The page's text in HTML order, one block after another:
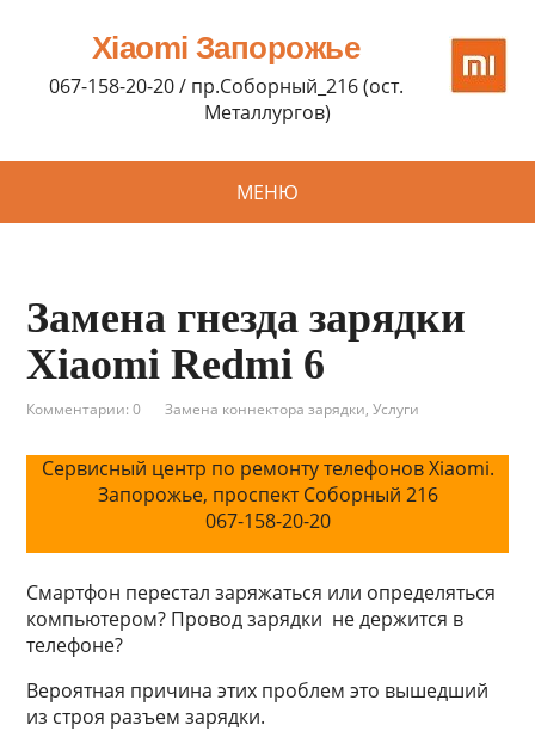
Xiaomi Запорожье
067-158-20-20 / пр.Соборный_216 (ост.
Металлургов)
МЕНЮ
Замена гнезда зарядки
Xiaomi Redmi 6
Комментарии: 0 Замена коннектора зарядки,Услуги
Сервисный центр по ремонту телефонов Xiaomi.
Запорожье, проспект Соборный 216
067-158-20-20
Смартфон перестал заряжаться или определяться
компьютером? Провод зарядки не держится в
телефоне?
Вероятная причина этих проблем это вышедший
из строя разъем зарядки.